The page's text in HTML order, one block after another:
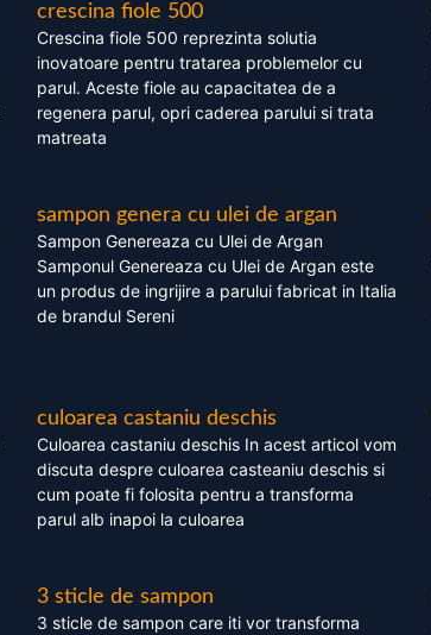
crescina fiole 500
Crescina fiole 500 reprezinta solutia
inovatoare pentru tratarea problemelor cu
parul. Aceste fiole au capacitatea de a
regenera parul, opri caderea parului si trata
matreata
sampon genera cu ulei de argan
Sampon Genereaza cu Ulei de Argan
Samponul Genereaza cu Ulei de Argan este
un produs de ingrijire a parului fabricat in Italia
de brandul Sereni
culoarea castaniu deschis
Culoarea castaniu deschis In acest articol vom
discuta despre culoarea casteaniu deschis si
cum poate fi folosita pentru a transforma
parul alb inapoi la culoarea
3 sticle de sampon
3 sticle de sampon care iti vor transforma